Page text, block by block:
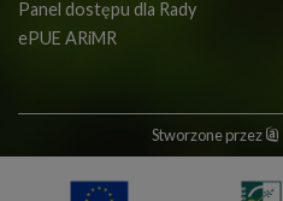
Panel dostępu dla Rady
ePUE ARiMR
Stworzone przez